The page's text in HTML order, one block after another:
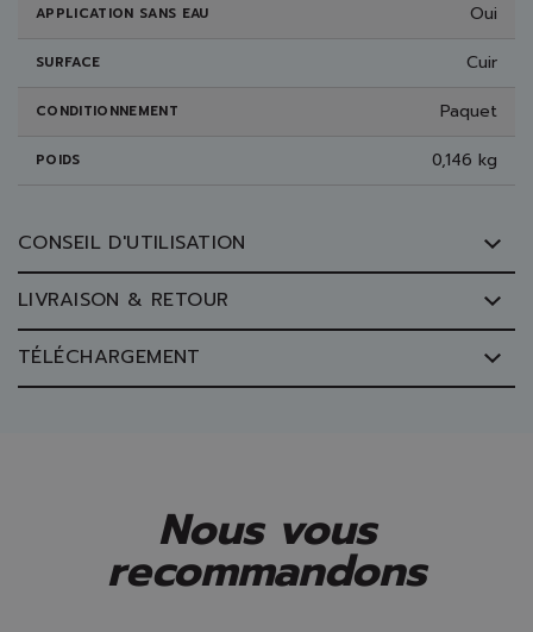
APPLICATION SANS EAU Oui
SURFACE Cuir
CONDITIONNEMENT Paquet
POIDS 0,146 kg
CONSEIL D'UTILISATION
LIVRAISON & RETOUR
TÉLÉCHARGEMENT
Nous vous
recommandons